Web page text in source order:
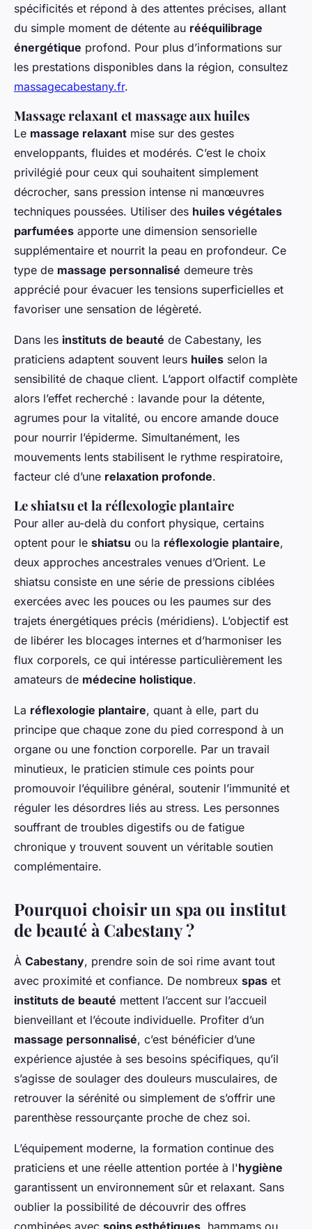
spécificités et répond à des attentes précises, allant
du simple moment de détente au rééquilibrage
énergétique profond. Pour plus d’informations sur
les prestations disponibles dans la région, consultez
massagecabestany.fr.
Massage relaxant et massage aux huiles
Le massage relaxant mise sur des gestes
enveloppants, fluides et modérés. C’est le choix
privilégié pour ceux qui souhaitent simplement
décrocher, sans pression intense ni manœuvres
techniques poussées. Utiliser des huiles végétales
parfumées apporte une dimension sensorielle
supplémentaire et nourrit la peau en profondeur. Ce
type de massage personnalisé demeure très
apprécié pour évacuer les tensions superficielles et
favoriser une sensation de légèreté.
Dans les instituts de beauté de Cabestany, les
praticiens adaptent souvent leurs huiles selon la
sensibilité de chaque client. L’apport olfactif complète
alors l’effet recherché : lavande pour la détente,
agrumes pour la vitalité, ou encore amande douce
pour nourrir l’épiderme. Simultanément, les
mouvements lents stabilisent le rythme respiratoire,
facteur clé d’une relaxation profonde.
Le shiatsu et la réflexologie plantaire
Pour aller au-delà du confort physique, certains
optent pour le shiatsu ou la réflexologie plantaire,
deux approches ancestrales venues d’Orient. Le
shiatsu consiste en une série de pressions ciblées
exercées avec les pouces ou les paumes sur des
trajets énergétiques précis (méridiens). L’objectif est
de libérer les blocages internes et d’harmoniser les
flux corporels, ce qui intéresse particulièrement les
amateurs de médecine holistique.
La réflexologie plantaire, quant à elle, part du
principe que chaque zone du pied correspond à un
organe ou une fonction corporelle. Par un travail
minutieux, le praticien stimule ces points pour
promouvoir l’équilibre général, soutenir l’immunité et
réguler les désordres liés au stress. Les personnes
souffrant de troubles digestifs ou de fatigue
chronique y trouvent souvent un véritable soutien
complémentaire.
Pourquoi choisir un spa ou institut
de beauté à Cabestany ?
À Cabestany, prendre soin de soi rime avant tout
avec proximité et confiance. De nombreux spas et
instituts de beauté mettent l’accent sur l’accueil
bienveillant et l’écoute individuelle. Profiter d’un
massage personnalisé, c’est bénéficier d’une
expérience ajustée à ses besoins spécifiques, qu’il
s’agisse de soulager des douleurs musculaires, de
retrouver la sérénité ou simplement de s’offrir une
parenthèse ressourçante proche de chez soi.
L’équipement moderne, la formation continue des
praticiens et une réelle attention portée à l'hygiène
garantissent un environnement sûr et relaxant. Sans
oublier la possibilité de découvrir des offres
combinées avec soins esthétiques , hammams ou